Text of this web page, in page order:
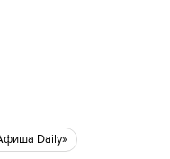
«Афиша Daily»